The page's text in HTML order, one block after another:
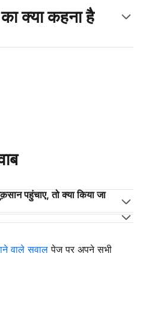
क्या कहना है
पहुंचाए, तो क्या किया जा
वाले सवाल पेज पर अपने सभी